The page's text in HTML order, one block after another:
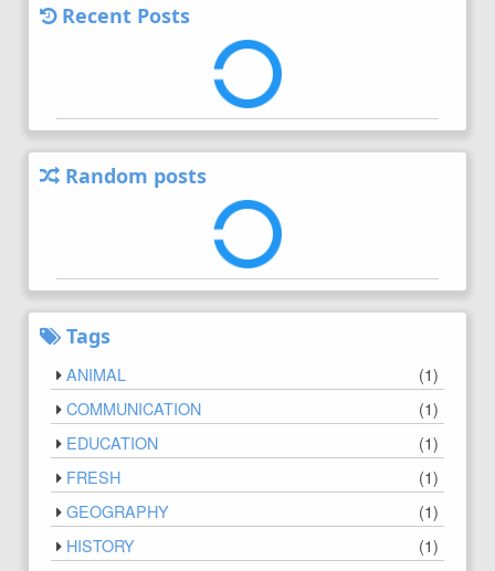
Recent Posts
Random posts
Tags
ANIMAL (1)
COMMUNICATION
(1)
EDUCATION
(1)
FRESH
(1)
GEOGRAPHY
(1)
HISTORY
(1)